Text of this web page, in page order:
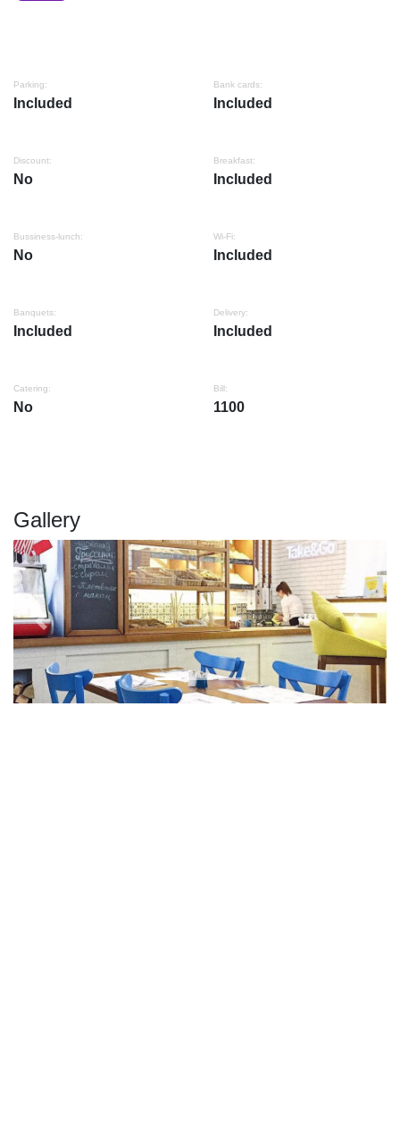
Parking:
Included
Bank cards:
Included
Discount:
No
Breakfast:
Included
Bussiness-lunch:
No
Wi-Fi:
Included
Banquets:
Included
Delivery:
Included
Catering:
No
Bill:
1100
Gallery
Previous Next